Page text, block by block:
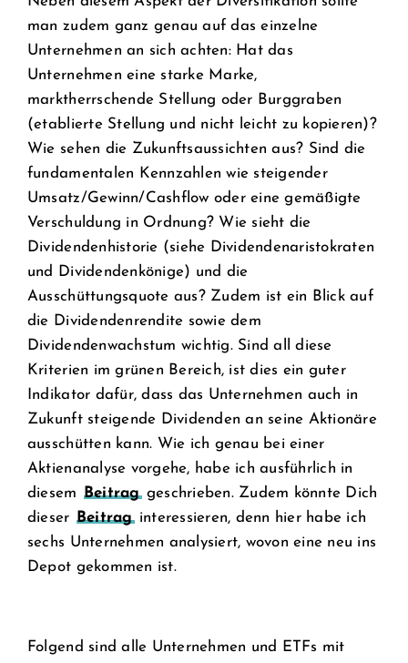
man zudem ganz genau auf das einzelne
Unternehmen an sich achten: Hat das
Unternehmen eine starke Marke,
marktherrschende Stellung oder Burggraben
(etablierte Stellung und nicht leicht zu kopieren)?
Wie sehen die Zukunftsaussichten aus? Sind die
fundamentalen Kennzahlen wie steigender
Umsatz/Gewinn/Cashflow oder eine gemäßigte
Verschuldung in Ordnung? Wie sieht die
Dividendenhistorie (siehe Dividendenaristokraten
und Dividendenkönige) und die
Ausschüttungsquote aus? Zudem ist ein Blick auf
die Dividendenrendite sowie dem
Dividendenwachstum wichtig. Sind all diese
Kriterien im grünen Bereich, ist dies ein guter
Indikator dafür, dass das Unternehmen auch in
Zukunft steigende Dividenden an seine Aktionäre
ausschütten kann. Wie ich genau bei einer
Aktienanalyse vorgehe, habe ich ausführlich in
diesem Beitraggeschrieben. Zudem könnte Dich
dieser Beitraginteressieren, denn hier habe ich
sechs Unternehmen analysiert, wovon eine neu ins
Depot gekommen ist.
Folgend sind alle Unternehmen und ETFs mit